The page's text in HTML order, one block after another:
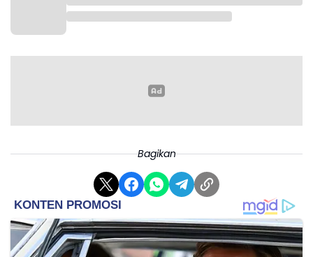
dan blok yang lebih baik. Meski sempat memimpin 16-
14, LavAni berhasil bangkit dan menambah lima angka
LavAni membalikkan skor menjadi 22-18. Akhirnya,
LavAni menutup pertandingan dengan kemenangan
25-20.
Bagikan